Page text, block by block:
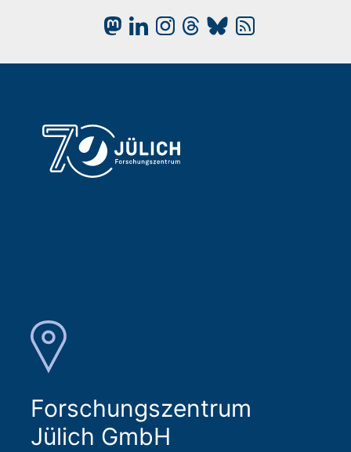
Forschungszentrum
Jülich GmbH